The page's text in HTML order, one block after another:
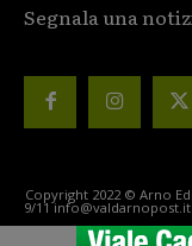
Segnala una
Copyright 2022 © Arno
9/11